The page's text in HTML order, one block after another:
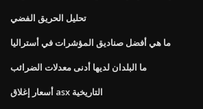
تحليل الحريق الفضي
ما هي أفضل صناديق المؤشرات في أستراليا
ما البلدان لديها أدنى معدلات الضرائب
أسعار إغلاق asx التاريخية